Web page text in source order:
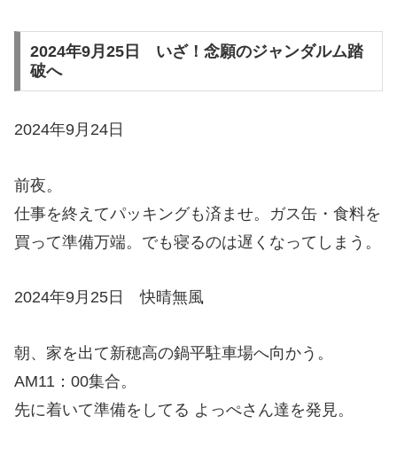
2024年9月25日 いざ！念願のジャンダルム踏
破へ
2024年9月24日
前夜。
仕事を終えてパッキングも済ませ。ガス缶・食料を
買って準備万端。でも寝るのは遅くなってしまう。
2024年9月25日 快晴無風
朝、家を出て新穂高の鍋平駐車場へ向かう。
AM11：00集合。
先に着いて準備をしてる よっぺさん達を発見。